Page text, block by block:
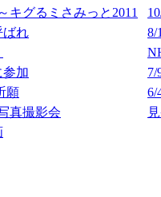
キグるミさみっと2011
ばれ
8/
参加
7/
願
6/
真撮影会